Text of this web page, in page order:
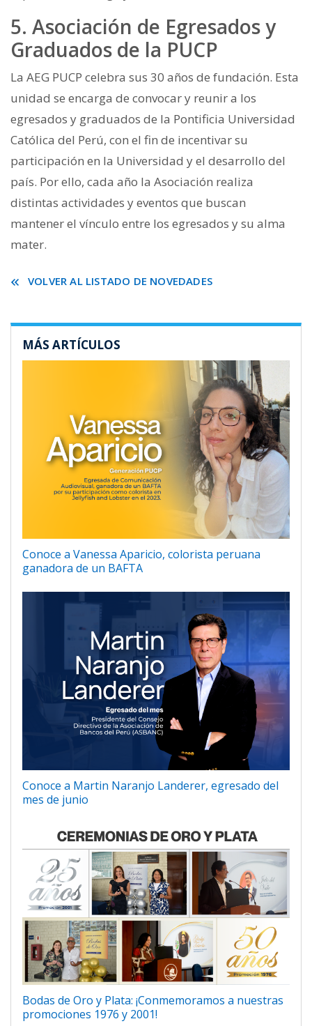
5. Asociación de Egresados y
Graduados de la PUCP
La AEG PUCP celebra sus 30 años de fundación. Esta
unidad se encarga de convocar y reunir a los
egresados y graduados de la Pontificia Universidad
Católica del Perú, con el fin de incentivar su
participación en la Universidad y el desarrollo del
país. Por ello, cada año la Asociación realiza
distintas actividades y eventos que buscan
mantener el vínculo entre los egresados y su alma
mater.
VOLVER AL LISTADO DE NOVEDADES
MÁS ARTÍCULOS
Conoce a Vanessa Aparicio, colorista peruana
ganadora de un BAFTA
Conoce a Martin Naranjo Landerer, egresado del
mes de junio
Bodas de Oro y Plata: ¡Conmemoramos a nuestras
promociones 1976 y 2001!